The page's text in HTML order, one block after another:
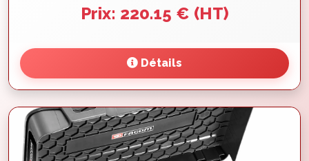
Prix: 220.15 € (HT)
Détails